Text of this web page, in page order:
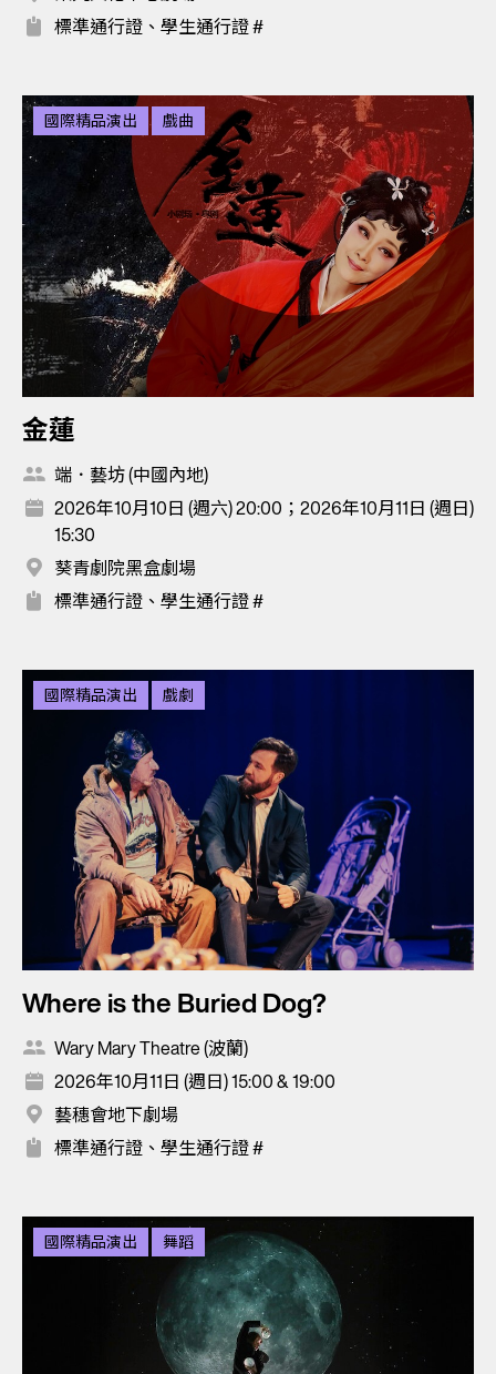
標準通行證、學生通行證 #
國際精品演出 戲曲
金蓮
端．藝坊 (中國內地)
2026年10月10日 (週六) 20:00；2026年10月11日 (週日)
15:30
葵青劇院黑盒劇場
標準通行證、學生通行證 #
國際精品演出 戲劇
Where is the Buried Dog?
Wary Mary Theatre (波蘭)
2026年10月11日 (週日) 15:00 & 19:00
藝穗會地下劇場
標準通行證、學生通行證 #
國際精品演出 舞蹈